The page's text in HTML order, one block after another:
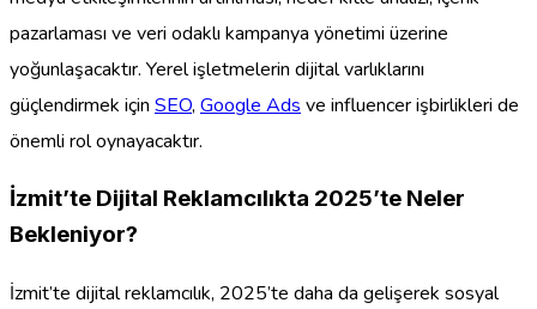
pazarlaması ve veri odaklı kampanya yönetimi üzerine
yoğunlaşacaktır. Yerel işletmelerin dijital varlıklarını
güçlendirmek için SEO, Google Ads ve influencer işbirlikleri de
önemli rol oynayacaktır.
İzmit’te Dijital Reklamcılıkta 2025’te Neler
Bekleniyor?
İzmit’te dijital reklamcılık, 2025’te daha da gelişerek sosyal